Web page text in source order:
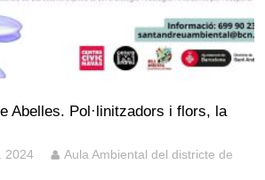
Abelles. Pol·linitzadors i flors, la
2024
Aula Ambiental del districte de